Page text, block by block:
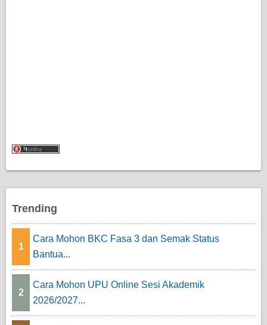
Trending
1
Cara Mohon BKC Fasa 3 dan Semak Status
Bantua...
2
Cara Mohon UPU Online Sesi Akademik
2026/2027...